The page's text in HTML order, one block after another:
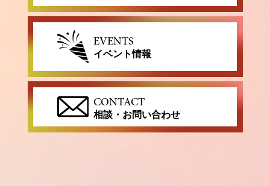
EVENTS
イベント情報
CONTACT
相談・お問い合わせ